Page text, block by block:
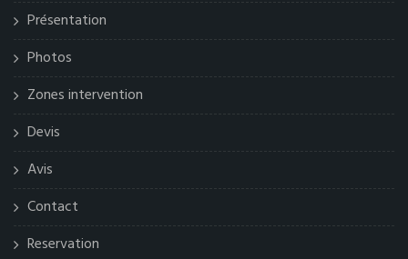
Présentation
Photos
Zones intervention
Devis
Avis
Contact
Reservation